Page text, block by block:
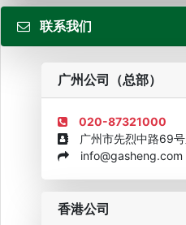
企业诚信AAAAA奖牌2015
联系我们
广州公司（总部）
020-87321000
广州市先烈中路69
info@gasheng.com
香港公司